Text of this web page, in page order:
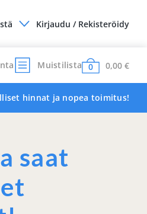
Kirjaudu / Rekisteröidy
Muistilista 0 0,00 €
hinnat ja nopea toimitus!
saat